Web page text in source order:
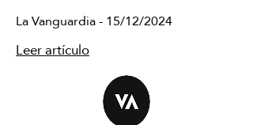
La Vanguardia - 15/12/2024
Leer artículo